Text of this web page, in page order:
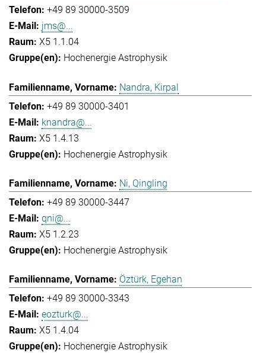
+49 89 30000-3509
jms@...
X5 1.1.04
Hochenergie Astrophysik
Nandra, Kirpal
+49 89 30000-3401
knandra@...
X5 1.4.13
Hochenergie Astrophysik
Ni, Qingling
+49 89 30000-3447
qni@...
X5 1.2.23
Hochenergie Astrophysik
Öztürk, Egehan
+49 89 30000-3343
eozturk@...
X5 1.4.04
Hochenergie Astrophysik